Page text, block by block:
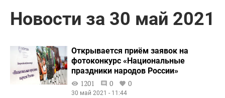
Новости за 30 май 2021
Открывается приём заявок на
фотоконкурс «Национальные
праздники народов России»
1201
0 0
30 май 2021 - 11:44